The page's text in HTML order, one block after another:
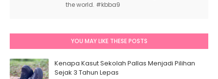
the world. #kbba9
YOU MAY LIKE THESE POSTS
Kenapa Kasut Sekolah Pallas Menjadi Pilihan
Sejak 3 Tahun Lepas